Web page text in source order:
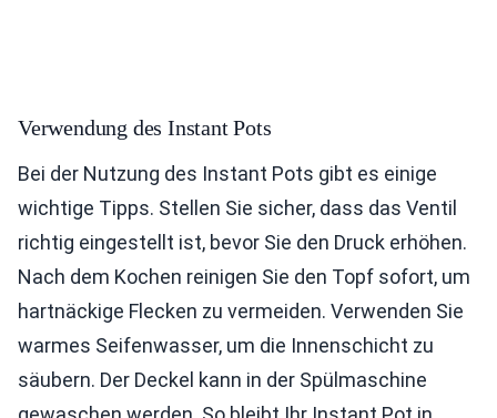
Verwendung des Instant Pots
Bei der Nutzung des Instant Pots gibt es einige
wichtige Tipps. Stellen Sie sicher, dass das Ventil
richtig eingestellt ist, bevor Sie den Druck erhöhen.
Nach dem Kochen reinigen Sie den Topf sofort, um
hartnäckige Flecken zu vermeiden. Verwenden Sie
warmes Seifenwasser, um die Innenschicht zu
säubern. Der Deckel kann in der Spülmaschine